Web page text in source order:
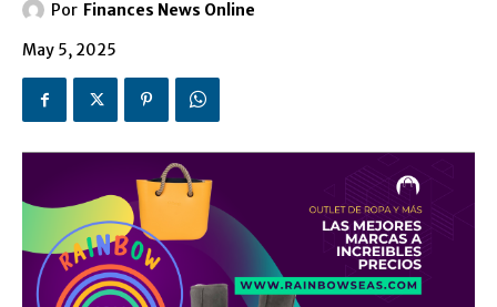
Por Finances News Online
May 5, 2025